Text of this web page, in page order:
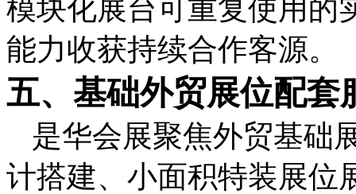
模块化展台可重复使用的
能力收获持续合作客源。
五、基础外贸展位配套
是华会展聚焦外贸基础
计搭建、小面积特装展位